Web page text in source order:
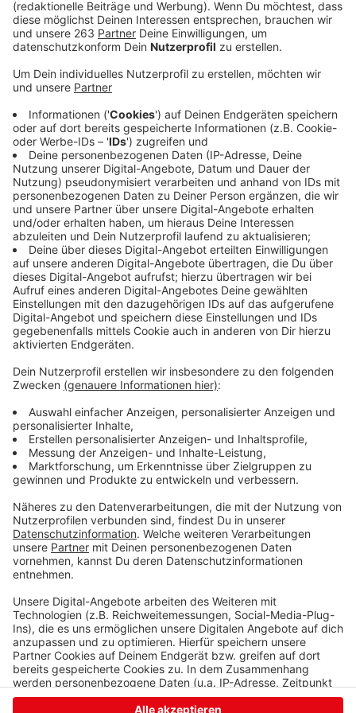
"1000 Gute Gründe" ist einfach eine unfassbar positive
Nummer. "Oft wissen wir erst, was wir an unseren
Partnern hatten, wenn wir uns von ihnen getrennt
haben.", sagt Adel Tawil im Interview mit uns. "Das
wollte ich umdrehen, ins Positive. Für jede Macke, für
jede Eigenheit liebe ich dich." Wir lieben diese Nummer.
Deswegen ist sie neu im besten Mix.
Anzeige
Wir benötigen Ihre
Zustimmung, um den YouTube
Video-Service zu laden!
Wir verwenden einen Service eines
Drittanbieters, um Videoinhalte
Daten zu Ihren Aktivitäten
Details durch und stimmen Sie der
Nutzung des Service zu, um dieses
Video anzusehen.
Mehr Informationen
Akzeptieren
powered byUsercentrics Consent
Adel Tawil "1000 gute Gründe" (Official Music Video)
Anzeige
Anzeige